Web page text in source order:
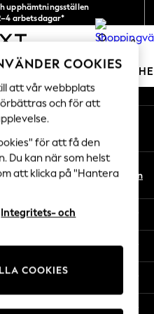
upphämtningsställen
arbetsdagar*
0
DAMER HERRAR
Sets
nätverk
Sv En
COOKIES
att vår webbplats
och för att
för att få den
Du kan när som helst
att klicka på "Hantera
Integritets- och
COOKIES